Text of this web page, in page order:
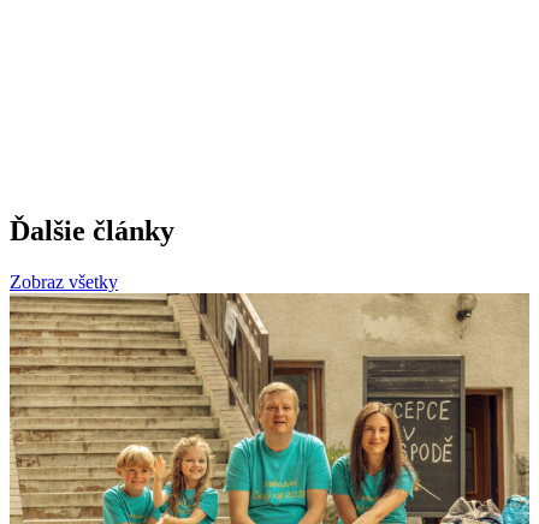
Ďalšie články
Zobraz všetky